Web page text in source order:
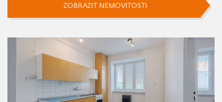
ZOBRAZIT NEMOVITOSTI